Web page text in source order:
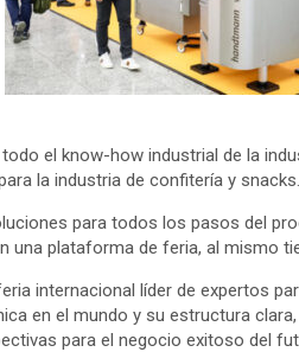
el know-how industrial de la
la industria de confitería y snacks.
para todos los pasos del
una plataforma de feria, al mismo
internacional líder de expertos
en el mundo y su estructura
para el negocio exitoso del